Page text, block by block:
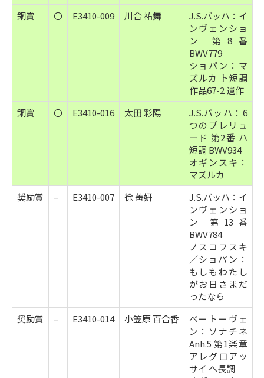
銅賞
〇 E3410-009 川合 祐舞
J.S.バッハ：イ
ンヴェンショ
ン 第8番
BWV779
ショパン：マ
ズルカ ト短調
作品67-2 遺作
銅賞
〇 E3410-016 太田 彩陽
J.S.バッハ：6
つのプレリュ
ード 第2番 ハ
短調 BWV934
オギンスキ：
マズルカ
奨励賞
– E3410-007 徐 菁姸
J.S.バッハ：イ
ンヴェンショ
ン 第13番
BWV784
ノスコフスキ
／ショパン：
もしもわたし
がお日さまだ
ったなら
奨励賞
– E3410-014 小笠原 百合香
ベートーヴェ
ン：ソナチネ
Anh.5 第1楽章
アレグロアッ
サイ ヘ長調